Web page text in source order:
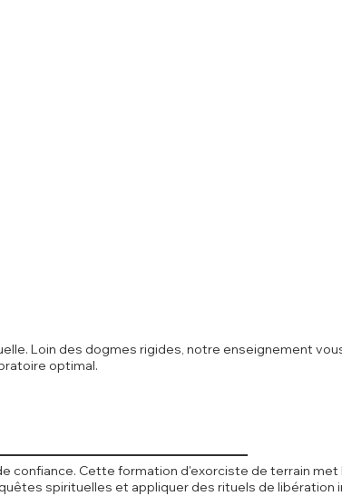
Loin des dogmes rigides, notre enseignement
optimal.
Cette formation d'exorciste de terrain
spirituelles et appliquer des rituels de libération